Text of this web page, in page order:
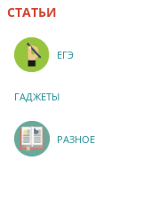
СТАТЬИ
ЕГЭ
ГАДЖЕТЫ
РАЗНОЕ